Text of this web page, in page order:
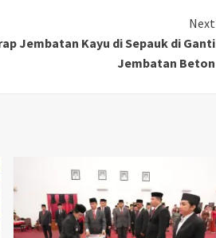
Next
Jembatan Kayu di Sepauk di Ganti
Jembatan Beton